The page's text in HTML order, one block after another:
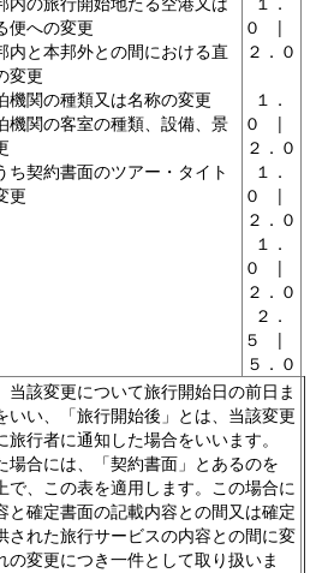
便への変更
と本邦外との間における直
変更
関の種類又は名称の変更
関の客室の種類、設備、景
契約書面のツアー・タイト
更
０ |
２．０
１．
０ |
２．０
１．
０ |
２．０
１．
０ |
２．０
２．
５ |
５．０
該変更について旅行開始日の前日ま
いい、「旅行開始後」とは、当該変更
行者に通知した場合をいいます。
合には、「契約書面」とあるのを
で、この表を適用します。この場合に
と確定書面の記載内容との間又は確定
された旅行サービスの内容との間に変
変更につき一件として取り扱いま